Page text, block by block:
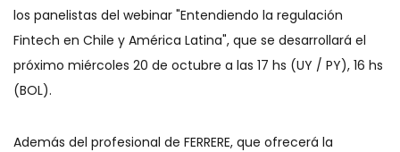
los panelistas del webinar "Entendiendo la regulación
Fintech en Chile y América Latina", que se desarrollará el
próximo miércoles 20 de octubre a las 17 hs (UY / PY), 16 hs
(BOL).
Además del profesional de FERRERE, que ofrecerá la